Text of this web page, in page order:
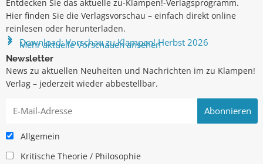
Entdecken Sie das aktuelle zu-Klampen!-Verlagsprogramm.
Hier finden Sie die Verlagsvorschau – einfach direkt online
reinlesen oder herunterladen.
Download: Vorschau zu Klampen! Herbst 2026
Mehr aktuelle Vorschauen ansehen
Newsletter
News zu aktuellen Neuheiten und Nachrichten im zu Klampen!
Verlag – jederzeit wieder abbestellbar.
Allgemein
Kritische Theorie / Philosophie